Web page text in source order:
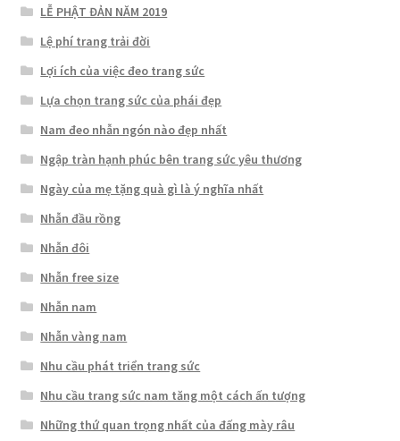
LỄ PHẬT ĐẢN NĂM 2019
Lệ phí trang trải đời
Lợi ích của việc đeo trang sức
Lựa chọn trang sức của phái đẹp
Nam đeo nhẫn ngón nào đẹp nhất
Ngập tràn hạnh phúc bên trang sức yêu thương
Ngày của mẹ tặng quà gì là ý nghĩa nhất
Nhẫn đầu rồng
Nhẫn đôi
Nhẫn free size
Nhẫn nam
Nhẫn vàng nam
Nhu cầu phát triển trang sức
Nhu cầu trang sức nam tăng một cách ấn tượng
Những thứ quan trọng nhất của đấng mày râu